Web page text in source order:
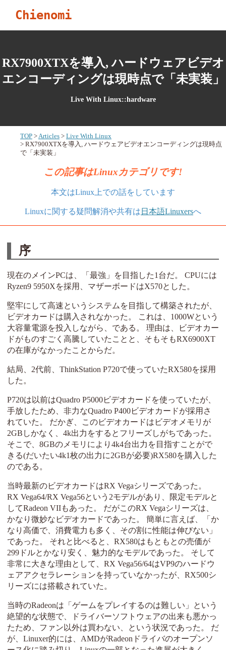
Chienomi
RX7900XTXを導入, ハードウェアビデオ
エンコーディングは現時点で「未実装」
Live With Linux::hardware
TOP Articles
Live With Linux
RX7900XTXを導入, ハードウェアビデオエンコーディングは現時点
で「未実装」
この記事はLinuxカテゴリです!
本文はLinux上での話をしています
Linuxに関する疑問解消や共有は 日本語Linuxersへ
序
現在のメインPCは、「最強」を目指した1台だ。 CPUには
Ryzen9 5950Xを採用、マザーボードはX570とした。
堅牢にして高速というシステムを目指して構築されたが、
ビデオカードは購入されなかった。 これは、1000Wという
大容量電源を投入しながら、である。 理由は、ビデオカー
ドがものすごく高騰していたことと、そもそもRX6900XT
の在庫がなかったことからだ。
結局、2代前、ThinkStation P720で使っていたRX580を採用
した。
P720は以前はQuadro P5000ビデオカードを使っていたが、
手放したため、非力なQuadro P400ビデオカードが採用さ
れていた。 だかぎ、このビデオカードはビデオメモリが
2GBしかなく、4k出力をするとフリーズしがちであった。
そこで、8GBのメモリにより4k4台出力を目指すことがで
きる(だいたい4k1枚の出力に2GBが必要)RX580を購入した
のである。
当時最新のビデオカードはRX Vegaシリーズであった。
RX Vega64/RX Vega56という2モデルがあり、限定モデルと
してRadeon VIIもあった。 だがこのRX Vegaシリーズは、
かなり微妙なビデオカードであった。 簡単に言えば、「か
なり高価で、消費電力も多く、その割に性能は伸びない」
であった。 それと比べると、RX580はもともとの売価が
299ドルとかなり安く、魅力的なモデルであった。 そして
非常に大きな理由として、RX Vega56/64はVP9のハードウ
ェアアクセラレーションを持っていなかったが、RX500シ
リーズには搭載されていた。
当時のRadeonは「ゲームをプレイするのは難しい」という
絶望的な状態で、ドライバーソフトウェアの出来も悪かっ
たため、ファン以外は買わない、という状況であった。 だ
が、Linuxer的には、AMDがRadeonドライバのオープンソ